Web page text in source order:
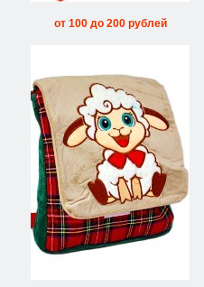
от 100 до 200 рублей